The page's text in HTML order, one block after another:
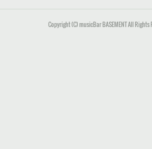
Copyright (C) musicBar BASEMENT All Rights